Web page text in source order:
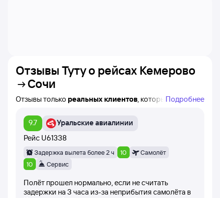
Отзывы Туту о рейсах Кемерово
Сочи
Отзывы только реальных клиентов, которые
Вы можете найти время вылета, авиакомпанию
и название конкретного рейса, а также дату написания
При написании отзывов пользователи оценивают рейс
вежливость стюардесс, питание на борту самолёта).
Подробнее
9.7
Уральские авиалинии
Рейс U61338
Задержка вылета более 2 ч 10
Самолёт
10
Сервис
Полёт прошел нормально, если не считать
задержки на 3 часа из-за неприбытия самолёта в